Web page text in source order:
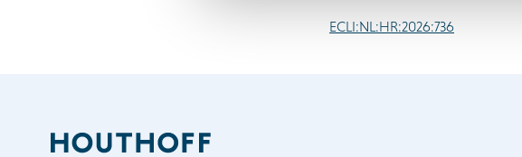
ECLI:NL:HR:2026:736